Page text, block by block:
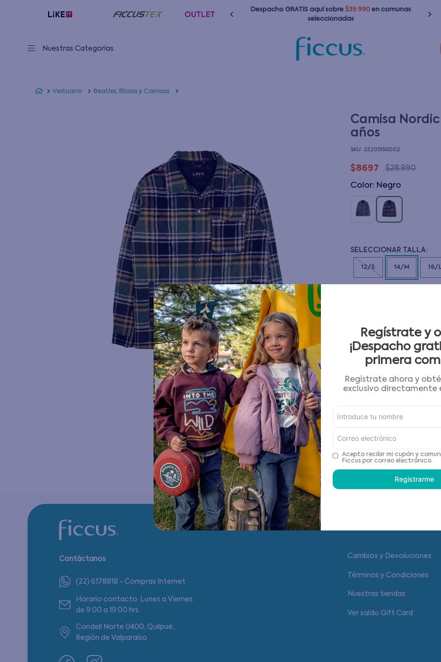
Despacho GRATIS aquísobre $39.990en comunas
seleccionadas
Nuestras Categorías
Vestuario Beatles, Blusas y Camisas
Camisa Nordic
años
: 23205156002
$8697 $28.990
Color: negro
12/S 14/M 16/
Guía de tallas
AGREGAR AL CARRITO
Condiciones para
Detalles del Producto
Recomendaciones de
Contáctanos
(22) 6178818 - Compras Internet
Horario contacto: Lunes a Viernes
de 9:00 a 19:00 hrs
Condell Norte 0400, Quilpué,
Región de Valparaíso
Cambios y Devoluciones
Términos y Condiciones
Nuestras tiendas
Ver saldo Gift Card
6
7. impermeable
8. botas agua
9. poleras
10. pijama
Regístrate y
¡Despacho
primera
Regístrate ahora y
exclusivo directamente
Acepto recibir mi cupón y
Ficcus por correo electrónico.
Registrarme